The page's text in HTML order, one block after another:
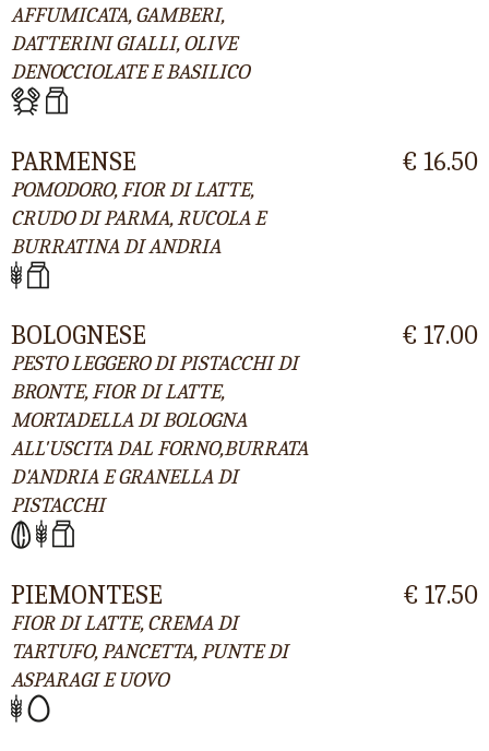
AFFUMICATA, GAMBERI,
DATTERINI GIALLI, OLIVE
DENOCCIOLATE E BASILICO
PARMENSE
POMODORO, FIOR DI LATTE,
CRUDO DI PARMA, RUCOLA E
BURRATINA DI ANDRIA
€ 16.50
BOLOGNESE
PESTO LEGGERO DI PISTACCHI DI
BRONTE, FIOR DI LATTE,
MORTADELLA DI BOLOGNA
ALL'USCITA DAL FORNO,BURRATA
D'ANDRIA E GRANELLA DI
PISTACCHI
€ 17.00
PIEMONTESE
FIOR DI LATTE, CREMA DI
TARTUFO, PANCETTA, PUNTE DI
ASPARAGI E UOVO
€ 17.50